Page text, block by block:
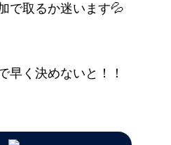
で取るか迷います💦
早く決めないと！！